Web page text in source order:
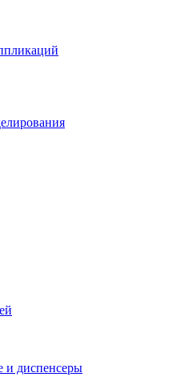
и диспенсеры